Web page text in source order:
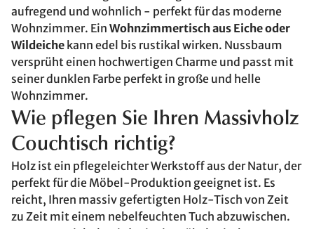
aufregend und wohnlich - perfekt für das moderne
Wohnzimmer. Ein Wohnzimmertisch aus Eiche oder
Wildeiche kann edel bis rustikal wirken. Nussbaum
versprüht einen hochwertigen Charme und passt mit
seiner dunklen Farbe perfekt in große und helle
Wohnzimmer.
Wie pflegen Sie Ihren Massivholz
Couchtisch richtig?
Holz ist ein pflegeleichter Werkstoff aus der Natur, der
perfekt für die Möbel-Produktion geeignet ist. Es
reicht, Ihren massiv gefertigten Holz-Tisch von Zeit
zu Zeit mit einem nebelfeuchten Tuch abzuwischen.